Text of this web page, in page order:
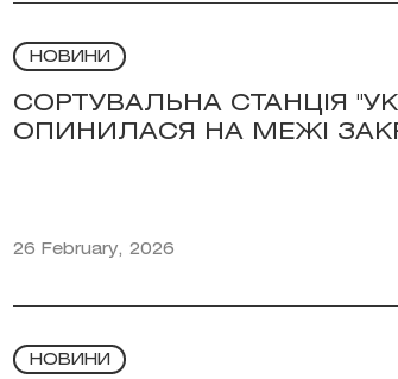
НОВИНИ
СОРТУВАЛЬНА СТАНЦІЯ
ОПИНИЛАСЯ НА МЕЖІ
26 February, 2026
НОВИНИ